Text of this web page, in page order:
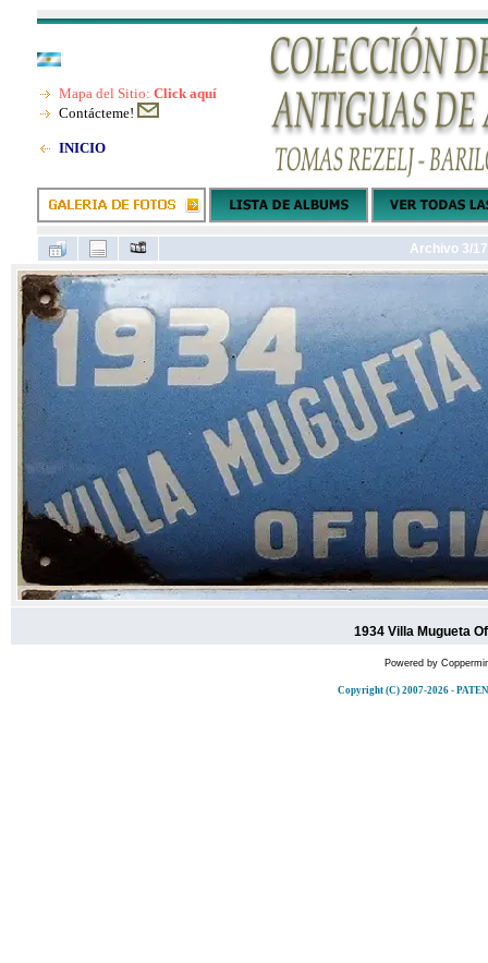
Mapa del Sitio: Click aquí
Contácteme!
INICIO
Archivo 3/
1934 Villa Mugueta
Powered by
Copyright (C) 2007-2026 -